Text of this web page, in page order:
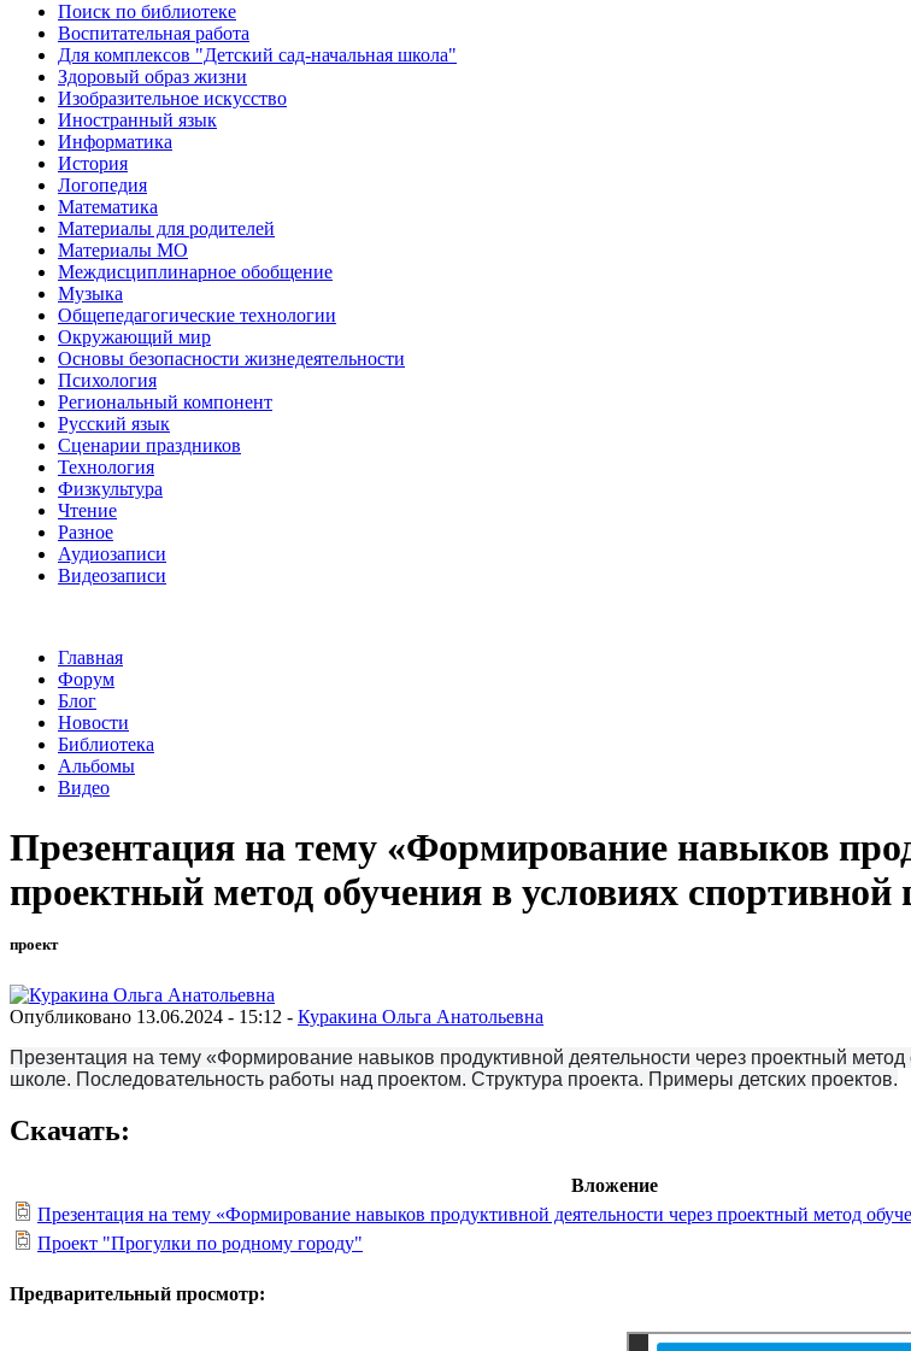
Поиск по библиотеке
Воспитательная работа
Для комплексов "Детский сад-начальная школа"
Здоровый образ жизни
Изобразительное искусство
Иностранный язык
Информатика
История
Логопедия
Математика
Материалы для родителей
Материалы МО
Междисциплинарное обобщение
Музыка
Общепедагогические технологии
Окружающий мир
Основы безопасности жизнедеятельности
Психология
Региональный компонент
Русский язык
Сценарии праздников
Технология
Физкультура
Чтение
Разное
Аудиозаписи
Видеозаписи
Главная
Форум
Блог
Новости
Библиотека
Альбомы
Видео
Презентация на тему «Формирование навыков
проектный метод обучения в условиях
проект
Опубликовано 13.06.2024 - 15:12 - Куракина Ольга Анатольевна
Презентация на тему «Формирование навыков продуктивной деятельности через проектный
школе. Последовательность работы над проектом. Структура проекта. Примеры детских проектов.
Скачать:
Вложение
Презентация на тему «Формирование навыков продуктивной деятельности через проектный метод
Проект "Прогулки по родному городу"
Предварительный просмотр: